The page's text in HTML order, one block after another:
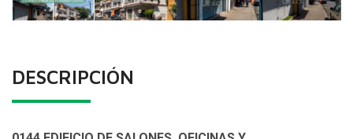
DESCRIPCIÓN